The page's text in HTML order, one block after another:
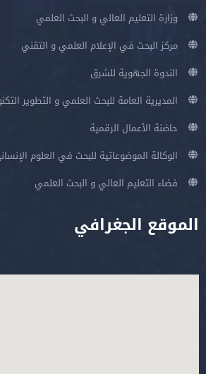
وزارة التعليم العالي و البحث العلمي
مركز البحث في الإعلام العلمي و التقني
الندوة الجهوية للشرق
المديرية العامة للبحث العلمي و التطوير
حاضنة الأعمال الرقمية
الوكالة الموضوعاتية للبحث في العلوم
فضاء التعليم العالي و البحث العلمي
الموقع الجغرافي